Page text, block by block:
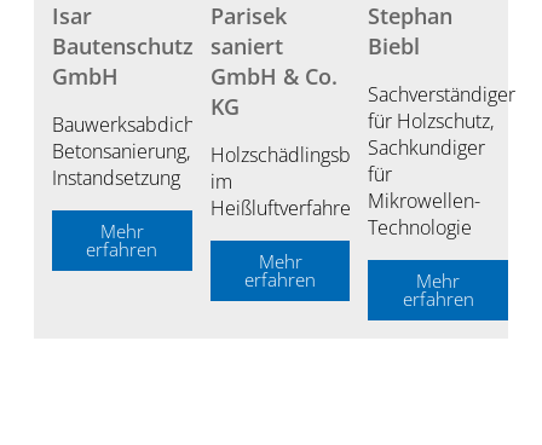
Isar
Bautenschutz
GmbH
Bauwerksabdichtung,
Betonsanierung,
Instandsetzung
Mehr
erfahren
Parisek
saniert
GmbH & Co.
KG
Holzschädlingsbekämpfung
im
Heißluftverfahren
Mehr
erfahren
Stephan
Biebl
Sachverständiger
für Holzschutz,
Sachkundiger
für
Mikrowellen-
Technologie
Mehr
erfahren